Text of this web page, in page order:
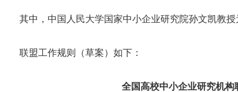
其中，中国人民大学国家中小企业研究院孙文凯教授
联盟工作规则（草案）如下：
全国高校中小企业研究机构